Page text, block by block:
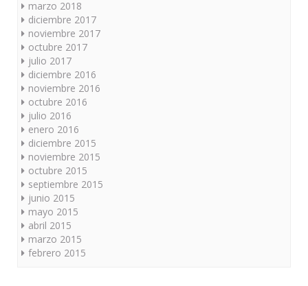
marzo 2018
diciembre 2017
noviembre 2017
octubre 2017
julio 2017
diciembre 2016
noviembre 2016
octubre 2016
julio 2016
enero 2016
diciembre 2015
noviembre 2015
octubre 2015
septiembre 2015
junio 2015
mayo 2015
abril 2015
marzo 2015
febrero 2015